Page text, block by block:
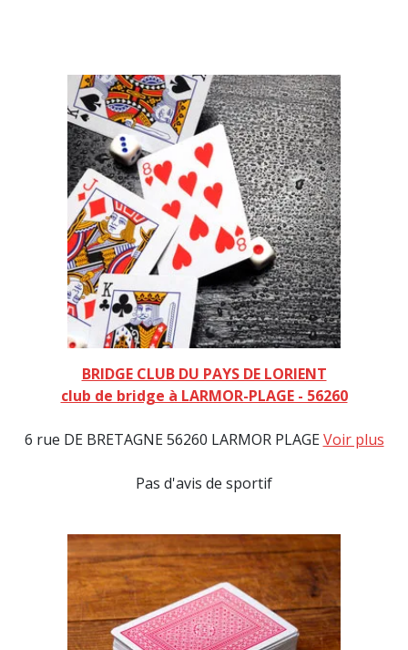
BRIDGE CLUB DU PAYS DE LORIENT
club de bridge à LARMOR-PLAGE - 56260
6 rue DE BRETAGNE 56260 LARMOR PLAGEVoir plus
Pas d'avis de sportif